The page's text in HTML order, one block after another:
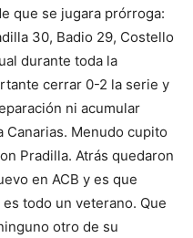
que se jugara prórroga:
30, Badio 29, Costello
durante toda la
cerrar 0-2 la serie y
ni acumular
Canarias. Menudo cupito
Pradilla. Atrás quedaron
en ACB y es que
todo un veterano. Que
otro de su